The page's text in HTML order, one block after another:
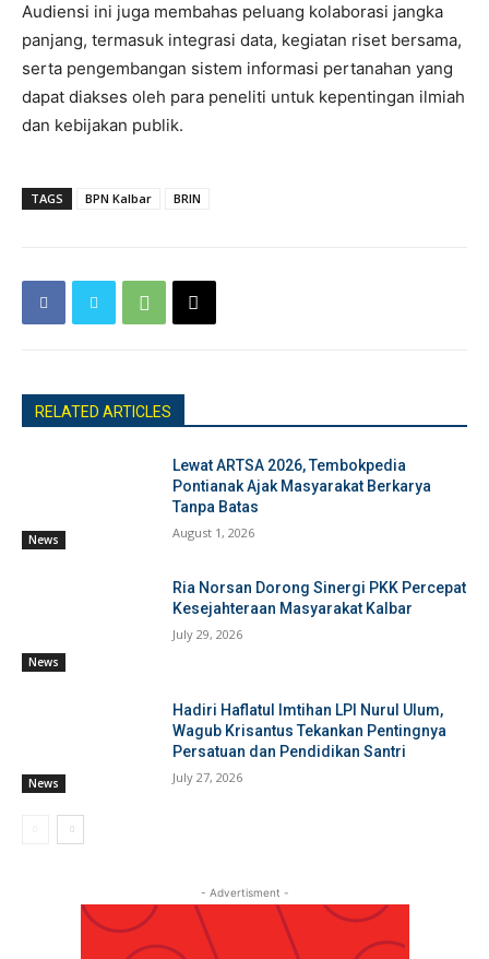
Audiensi ini juga membahas peluang kolaborasi jangka
panjang, termasuk integrasi data, kegiatan riset bersama,
serta pengembangan sistem informasi pertanahan yang
dapat diakses oleh para peneliti untuk kepentingan ilmiah
dan kebijakan publik.
TAGS BPN Kalbar BRIN
RELATED ARTICLES
News
Lewat ARTSA 2026, Tembokpedia
Pontianak Ajak Masyarakat Berkarya
Tanpa Batas
August 1, 2026
News
Ria Norsan Dorong Sinergi PKK Percepat
Kesejahteraan Masyarakat Kalbar
July 29, 2026
News
Hadiri Haflatul Imtihan LPI Nurul Ulum,
Wagub Krisantus Tekankan Pentingnya
Persatuan dan Pendidikan Santri
July 27, 2026
- Advertisment -